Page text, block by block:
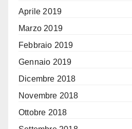
Aprile 2019
Marzo 2019
Febbraio 2019
Gennaio 2019
Dicembre 2018
Novembre 2018
Ottobre 2018